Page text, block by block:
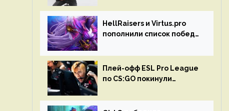
Circuit 2023
HellRaisers и Virtus.pro
пополнили список побед
Плей-офф ESL Pro League
по CS:GO покинули